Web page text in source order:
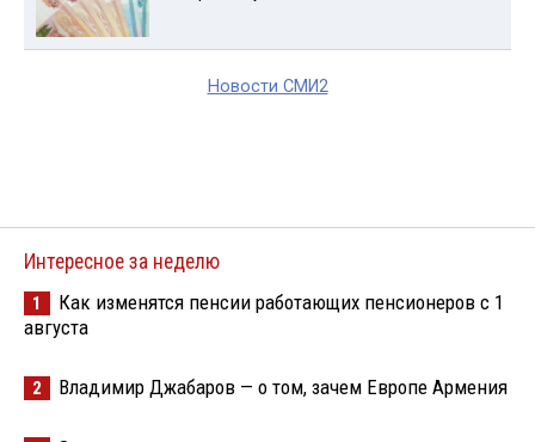
Новости СМИ2
Интересное за неделю
1
Как изменятся пенсии работающих пенсионеров с 1
августа
2 Владимир Джабаров — о том, зачем Европе Армения